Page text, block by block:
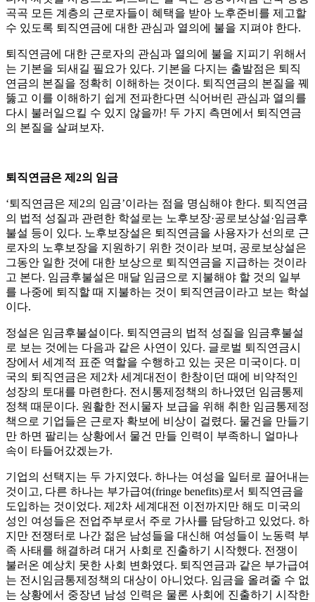
곡곡 모든 계층의 근로자들이 혜택을 받아 노후준비를 제고할
수 있도록 퇴직연금에 대한 관심과 열의에 불을 지펴야 한다.
퇴직연금에 대한 근로자의 관심과 열의에 불을 지피기 위해서
는 기본을 되새길 필요가 있다. 기본을 다지는 출발점은 퇴직
연금의 본질을 정확히 이해하는 것이다. 퇴직연금의 본질을 꿰
뚫고 이를 이해하기 쉽게 전파한다면 식어버린 관심과 열의를
다시 불러일으킬 수 있지 않을까! 두 가지 측면에서 퇴직연금
의 본질을 살펴보자.
퇴직연금은 제2의 임금
‘퇴직연금은 제2의 임금’이라는 점을 명심해야 한다. 퇴직연금
의 법적 성질과 관련한 학설로는 노후보장·공로보상설·임금후
불설 등이 있다. 노후보장설은 퇴직연금을 사용자가 선의로 근
로자의 노후보장을 지원하기 위한 것이라 보며, 공로보상설은
그동안 일한 것에 대한 보상으로 퇴직연금을 지급하는 것이라
고 본다. 임금후불설은 매달 임금으로 지불해야 할 것의 일부
를 나중에 퇴직할 때 지불하는 것이 퇴직연금이라고 보는 학설
이다.
정설은 임금후불설이다. 퇴직연금의 법적 성질을 임금후불설
로 보는 것에는 다음과 같은 사연이 있다. 글로벌 퇴직연금시
장에서 세계적 표준 역할을 수행하고 있는 곳은 미국이다. 미
국의 퇴직연금은 제2차 세계대전이 한창이던 때에 비약적인
성장의 토대를 마련한다. 전시통제정책의 하나였던 임금통제
정책 때문이다. 원활한 전시물자 보급을 위해 취한 임금통제정
책으로 기업들은 근로자 확보에 비상이 걸렸다. 물건을 만들기
만 하면 팔리는 상황에서 물건 만들 인력이 부족하니 얼마나
속이 타들어갔겠는가.
기업의 선택지는 두 가지였다. 하나는 여성을 일터로 끌어내는
것이고, 다른 하나는 부가급여(fringe benefits)로서 퇴직연금을
도입하는 것이었다. 제2차 세계대전 이전까지만 해도 미국의
성인 여성들은 전업주부로서 주로 가사를 담당하고 있었다. 하
지만 전쟁터로 나간 젊은 남성들을 대신해 여성들이 노동력 부
족 사태를 해결하려 대거 사회로 진출하기 시작했다. 전쟁이
불러온 예상치 못한 사회 변화였다. 퇴직연금과 같은 부가급여
는 전시임금통제정책의 대상이 아니었다. 임금을 올려줄 수 없
는 상황에서 중장년 남성 인력은 물론 사회에 진출하기 시작한